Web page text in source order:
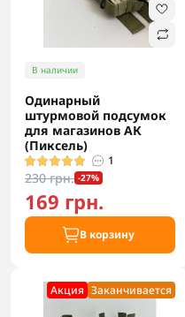
В наличии
Одинарный
штурмовой подсумок
для магазинов АК
(Пиксель)
1
230 грн. -27%
169 грн.
В корзину
Акция Заканчивается